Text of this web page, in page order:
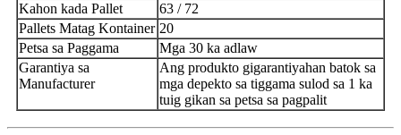
Kahon kada Pallet
63 / 72
Pallets Matag Kontainer 20
Petsa sa Paggama
Mga 30 ka adlaw
Garantiya sa
Manufacturer
Ang produkto gigarantiyahan batok sa
mga depekto sa tiggama sulod sa 1 ka
tuig gikan sa petsa sa pagpalit